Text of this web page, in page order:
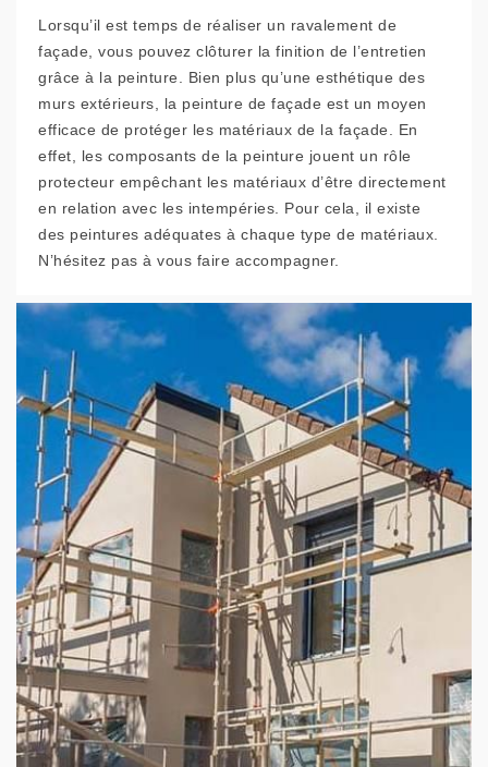
Lorsqu’il est temps de réaliser un ravalement de
façade, vous pouvez clôturer la finition de l’entretien
grâce à la peinture. Bien plus qu’une esthétique des
murs extérieurs, la peinture de façade est un moyen
efficace de protéger les matériaux de la façade. En
effet, les composants de la peinture jouent un rôle
protecteur empêchant les matériaux d’être directement
en relation avec les intempéries. Pour cela, il existe
des peintures adéquates à chaque type de matériaux.
N’hésitez pas à vous faire accompagner.